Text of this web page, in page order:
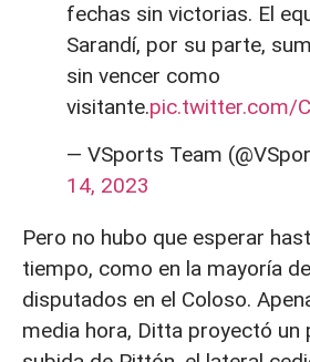
fechas sin victorias. El
Sarandí, por su parte,
sin vencer como
visitante.pic.twitter.com/
— VSports Team
14, 2023
Pero no hubo que esperar
tiempo, como en la mayoría
disputados en el Coloso.
media hora, Ditta proyectó un